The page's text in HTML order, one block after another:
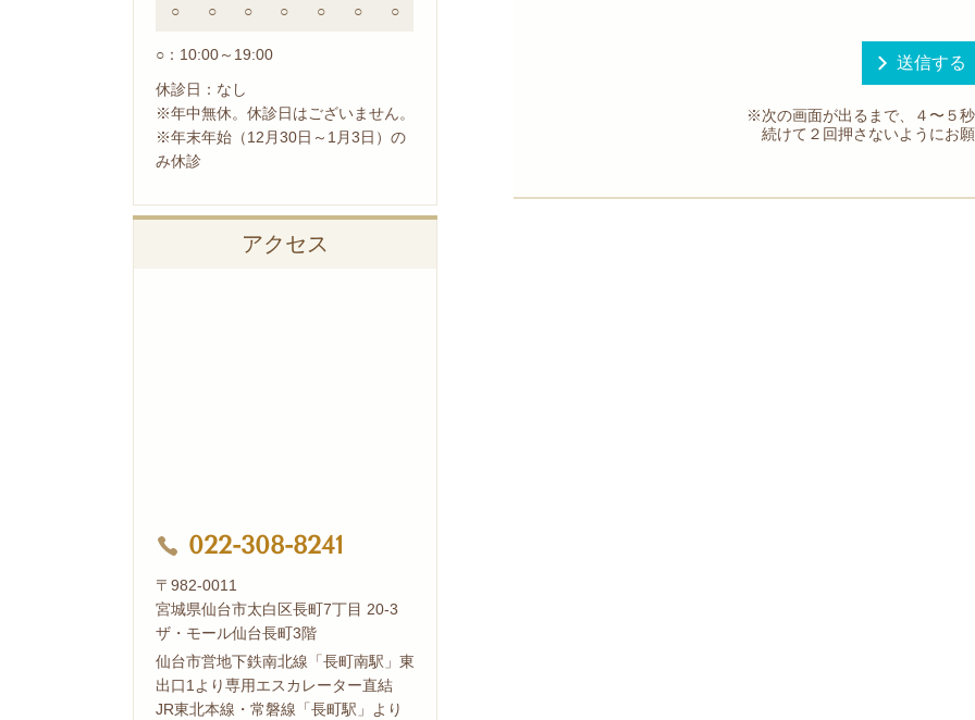
※次の画面が出るまで、４〜５秒
続けて２回押さないようにお願
○ ○ ○ ○ ○ ○ ○
○：10:00～19:00
休診日：なし
※年中無休。休診日はございません。
※年末年始（12月30日～1月3日）の
み休診
アクセス
022-308-8241
〒982-0011
宮城県仙台市太白区長町7丁目 20-3
ザ・モール仙台長町3階
仙台市営地下鉄南北線「長町南駅」東
出口1より専用エスカレーター直結
JR東北本線・常磐線「長町駅」より